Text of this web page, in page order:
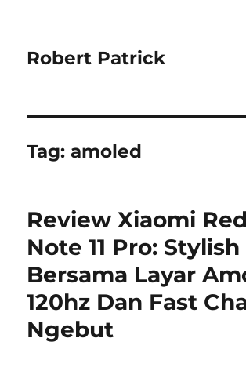
Robert Patrick
Tag:amoled
Review Xiaomi
Note 11 Pro: Stylish
Bersama Layar
120hz Dan Fast
Ngebut